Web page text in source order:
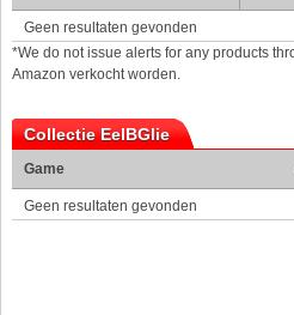
Geen resultaten gevonden
*We do not issue alerts for any products
Amazon verkocht worden.
Collectie EelBGlie
Game
Geen resultaten gevonden